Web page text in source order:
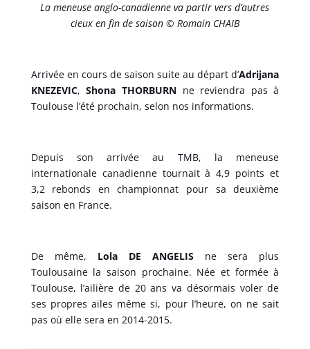
La meneuse anglo-canadienne va partir vers d’autres
cieux en fin de saison © Romain CHAIB
Arrivée en cours de saison suite au départ d’Adrijana
KNEZEVIC,Shona THORBURNne reviendra pas à
Toulouse l’été prochain, selon nos informations.
Depuis son arrivée au TMB, la meneuse
internationale canadienne tournait à 4,9 points et
3,2 rebonds en championnat pour sa deuxième
saison en France.
De même, Lola DE ANGELIS ne sera plus
Toulousaine la saison prochaine. Née et formée à
Toulouse, l’ailière de 20 ans va désormais voler de
ses propres ailes même si, pour l’heure, on ne sait
pas où elle sera en 2014-2015.